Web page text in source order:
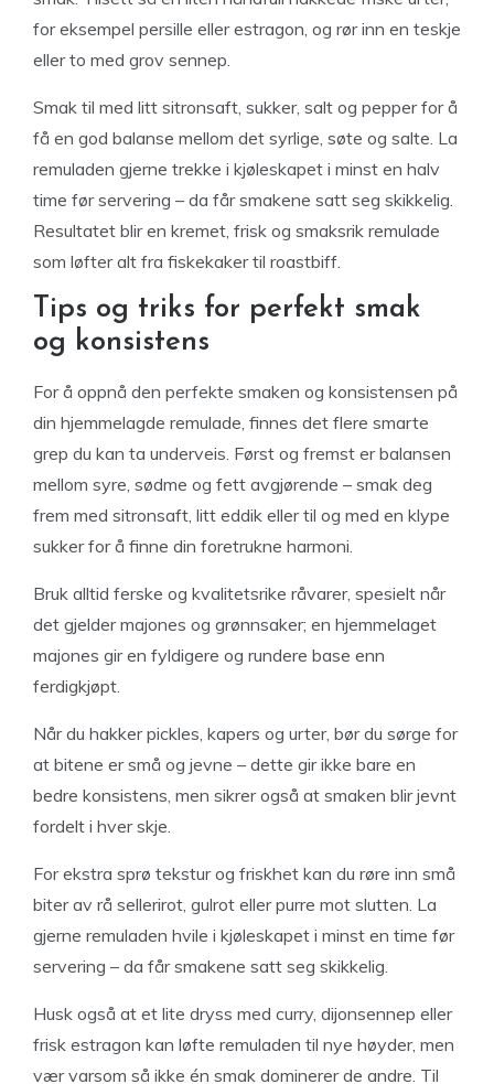
for eksempel persille eller estragon, og rør inn en teskje
eller to med grov sennep.
Smak til med litt sitronsaft, sukker, salt og pepper for å
få en god balanse mellom det syrlige, søte og salte. La
remuladen gjerne trekke i kjøleskapet i minst en halv
time før servering – da får smakene satt seg skikkelig.
Resultatet blir en kremet, frisk og smaksrik remulade
som løfter alt fra fiskekaker til roastbiff.
Tips og triks for perfekt smak
og konsistens
For å oppnå den perfekte smaken og konsistensen på
din hjemmelagde remulade, finnes det flere smarte
grep du kan ta underveis. Først og fremst er balansen
mellom syre, sødme og fett avgjørende – smak deg
frem med sitronsaft, litt eddik eller til og med en klype
sukker for å finne din foretrukne harmoni.
Bruk alltid ferske og kvalitetsrike råvarer, spesielt når
det gjelder majones og grønnsaker; en hjemmelaget
majones gir en fyldigere og rundere base enn
ferdigkjøpt.
Når du hakker pickles, kapers og urter, bør du sørge for
at bitene er små og jevne – dette gir ikke bare en
bedre konsistens, men sikrer også at smaken blir jevnt
fordelt i hver skje.
For ekstra sprø tekstur og friskhet kan du røre inn små
biter av rå sellerirot, gulrot eller purre mot slutten. La
gjerne remuladen hvile i kjøleskapet i minst en time før
servering – da får smakene satt seg skikkelig.
Husk også at et lite dryss med curry, dijonsennep eller
frisk estragon kan løfte remuladen til nye høyder, men
vær varsom så ikke én smak dominerer de andre. Til